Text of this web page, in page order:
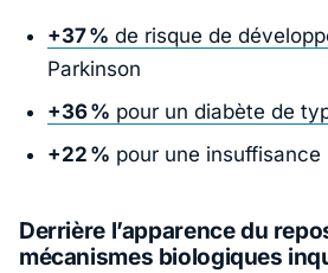
+37 % de risque de
Parkinson
+36 % pour un diabète de
+22 % pour une insuffisance
Derrière l’apparence du
mécanismes biologiques